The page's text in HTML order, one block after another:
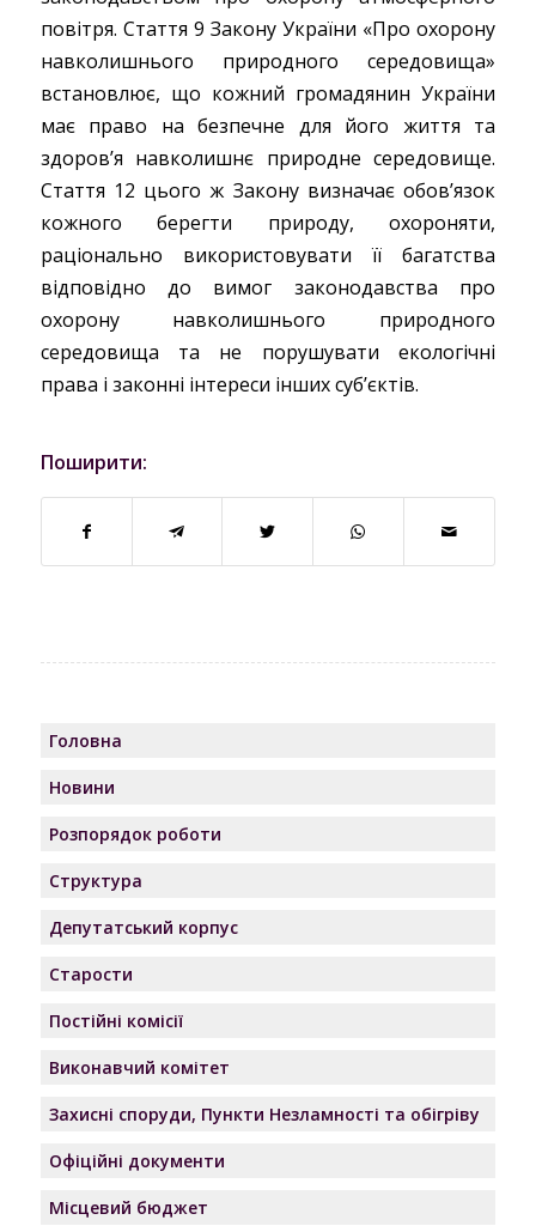
повітря. Стаття 9 Закону України «Про охорону
навколишнього природного середовища»
встановлює, що кожний громадянин України
має право на безпечне для його життя та
здоров’я навколишнє природне середовище.
Стаття 12 цього ж Закону визначає обов’язок
кожного берегти природу, охороняти,
раціонально використовувати її багатства
відповідно до вимог законодавства про
охорону навколишнього природного
середовища та не порушувати екологічні
права і законні інтереси інших суб’єктів.
Поширити:
Головна
Новини
Розпорядок роботи
Структура
Депутатський корпус
Старости
Постійні комісії
Виконавчий комітет
Захисні споруди, Пункти Незламності та обігріву
Офіційні документи
Місцевий бюджет